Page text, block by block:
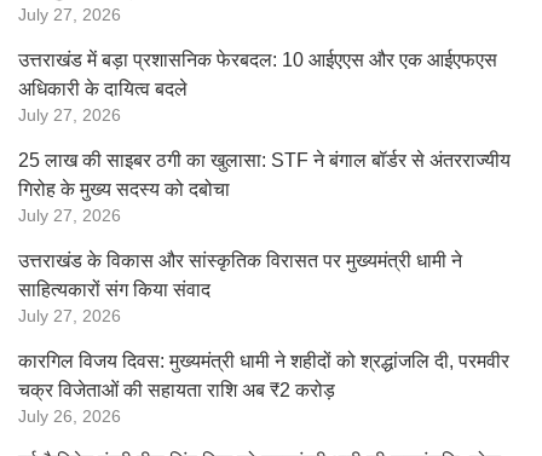
July 27, 2026
उत्तराखंड में बड़ा प्रशासनिक फेरबदल: 10 आईएएस और एक आईएफएस
अधिकारी के दायित्व बदले
July 27, 2026
25 लाख की साइबर ठगी का खुलासा: STF ने बंगाल बॉर्डर से अंतरराज्यीय
गिरोह के मुख्य सदस्य को दबोचा
July 27, 2026
उत्तराखंड के विकास और सांस्कृतिक विरासत पर मुख्यमंत्री धामी ने
साहित्यकारों संग किया संवाद
July 27, 2026
कारगिल विजय दिवस: मुख्यमंत्री धामी ने शहीदों को श्रद्धांजलि दी, परमवीर
चक्र विजेताओं की सहायता राशि अब ₹2 करोड़
July 26, 2026